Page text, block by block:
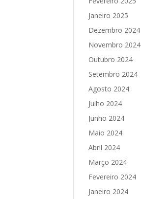
Janeiro 2025
Dezembro 2024
Novembro 2024
Outubro 2024
Setembro 2024
Agosto 2024
Julho 2024
Junho 2024
Maio 2024
Abril 2024
Março 2024
Fevereiro 2024
Janeiro 2024